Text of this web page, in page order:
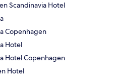
Scandinavia Hotel
Copenhagen
Hotel
Hotel Copenhagen
Hotel